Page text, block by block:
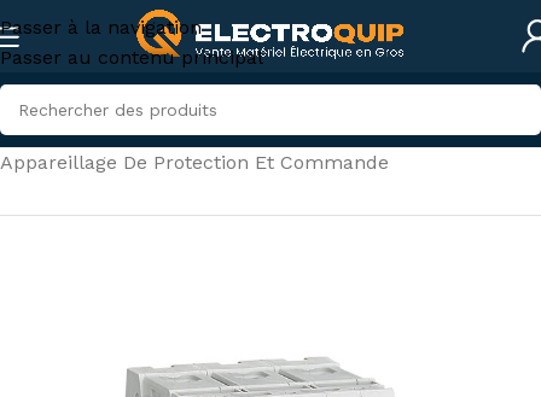
Passer à la navigation
Passer au contenu principal
Accueil/Électricité industrielle/
Appareillage De Protection Et Commande